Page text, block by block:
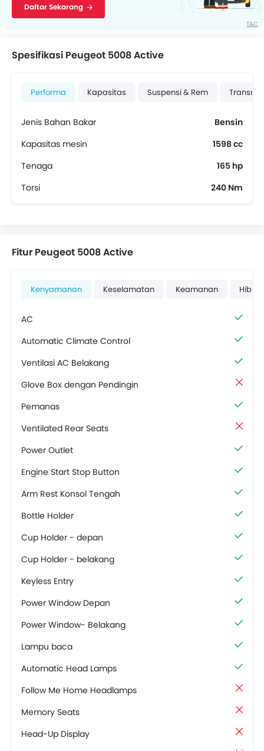
Daftar Sekarang
T&C
Spesifikasi Peugeot 5008 Active
Performa Kapasitas Suspensi & Rem
Jenis Bahan Bakar
Bensin
Kapasitas mesin
1598 cc
Tenaga
165 hp
Torsi
240 Nm
Fitur Peugeot 5008 Active
Kenyamanan Keselamatan Keamanan
AC
Automatic Climate Control
Ventilasi AC Belakang
Glove Box dengan Pendingin
Pemanas
Ventilated Rear Seats
Power Outlet
Engine Start Stop Button
Arm Rest Konsol Tengah
Bottle Holder
Cup Holder - depan
Cup Holder - belakang
Keyless Entry
Power Window Depan
Power Window- Belakang
Lampu baca
Automatic Head Lamps
Follow Me Home Headlamps
Memory Seats
Head-Up Display